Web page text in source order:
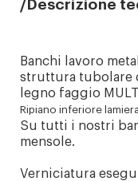
Descrizione
Banchi lavoro
struttura tubolare
legno faggio
Ripiano inferiore
Su tutti i nostri
mensole.
Verniciatura